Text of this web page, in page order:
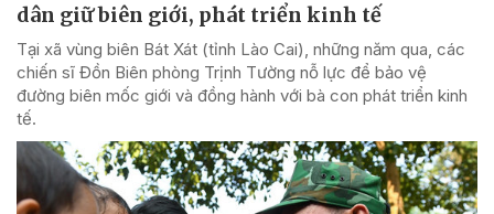
dân giữ biên giới, phát triển kinh tế
Tại xã vùng biên Bát Xát (tỉnh Lào Cai), những năm qua, các
chiến sĩ Đồn Biên phòng Trịnh Tường nỗ lực để bảo vệ
đường biên mốc giới và đồng hành với bà con phát triển kinh
tế.